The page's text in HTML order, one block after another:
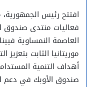
افتتح رئيس
العاصمة النمساوية
موريتانيا الثابت
أهداف التنمية
صندوق الأوبك في دعم